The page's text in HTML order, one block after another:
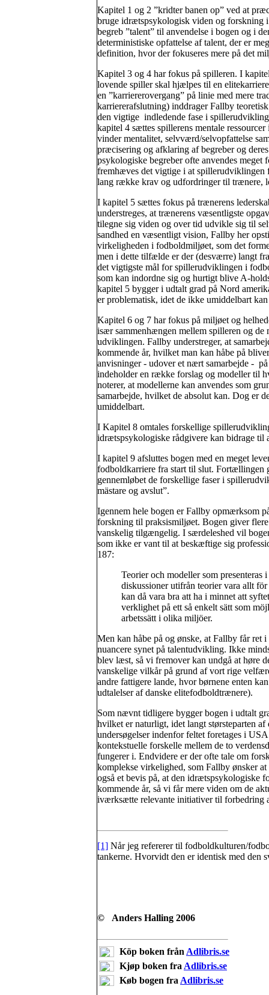
Kapitel 1 og 2 ”kridter banen op” ved at
bruge idrætspsykologisk viden og forskning
begreb ”talent” til anvendelse i bogen og i
deterministiske opfattelse af talent, der er
definition, hvor der fokuseres mere på det
Kapitel 3 og 4 har fokus på spilleren. I
lovende spiller skal hjælpes til en
en ”karriererovergang” på linie med mere
karriererafslutning) inddrager Fallby
den vigtige indledende fase i
kapitel 4 sættes spillerens mentale
vinder mentalitet, selvværd/selvopfattelse
præcisering og afklaring af begreber og
psykologiske begreber ofte anvendes
fremhæves det vigtige i at
lang række krav og udfordringer til trænere,
I kapitel 5 sættes fokus på trænerens
understreges, at trænerens væsentligste
tilegne sig viden og over tid udvikle sig til
sandhed en væsentligt vision, Fallby her
virkeligheden i fodboldmiljøet, som det
men i dette tilfælde er der (desværre) langt
det vigtigste mål for spillerudviklingen i
som kan indordne sig og hurtigt blive A-
kapitel 5 bygger i udtalt grad på Nord
er problematisk, idet de ikke umiddelbart
Kapitel 6 og 7 har fokus på miljøet og
især sammenhængen mellem spilleren og de
udviklingen. Fallby understreger, at
kommende år, hvilket man kan håbe på
anvisninger - udover et nært samarbejde -
indeholder en række forslag og modeller til
noterer, at modellerne kan anvendes som
samarbejde, hvilket de absolut kan. Dog er
umiddelbart.
I Kapitel 8 omtales forskellige
idrætspsykologiske rådgivere kan bidrage til
I kapitel 9 afsluttes bogen med en meget
fodboldkarriere fra start til slut. Fortællingen
gennemløbet de forskellige faser i
mästare og avslut”.
Igennem hele bogen er Fallby opmærksom
forskning til praksismiljøet. Bogen giver
vanskelig tilgængelig. I særdeleshed vil
som ikke er vant til at beskæftige sig
187:
Teorier och modeller som presenteras
diskussioner utifrån teorier vara allt
kan då vara bra att ha i minnet att
verklighet på ett så enkelt sätt som
arbetssätt i olika miljöer.
Men kan håbe på og ønske, at Fallby får
nuancere synet på talentudvikling. Ikke
blev læst, så vi fremover kan undgå at høre
vanskelige vilkår på grund af vort rige
andre fattigere lande, hvor børnene enten
udtalelser af danske elitefodboldtrænere).
Som nævnt tidligere bygger bogen i udtalt
hvilket er naturligt, idet langt størsteparten
undersøgelser indenfor feltet foretages i
kontekstuelle forskelle mellem de to
fungerer i. Endvidere er der ofte tale om
komplekse virkelighed, som Fallby ønsker
også et bevis på, at den idrætspsykologiske
kommende år, så vi får mere viden om de
iværksætte relevante initiativer til forbedring
[1] Når jeg refererer til fodboldkulturen/
tankerne. Hvorvidt den er identisk med den
© Anders Halling 2006
Köp boken från Adlibris.se
Kjøp boken fra Adlibris.se
Køb bogen fra Adlibris.se